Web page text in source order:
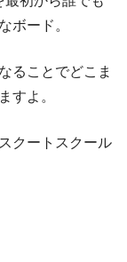
ボード。
ることでどこま
すよ。
クートスクール